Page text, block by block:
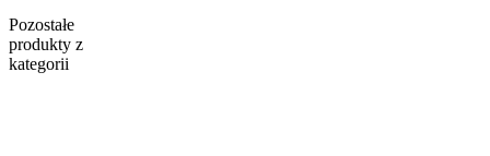
Pozostałe
produkty z
kategorii